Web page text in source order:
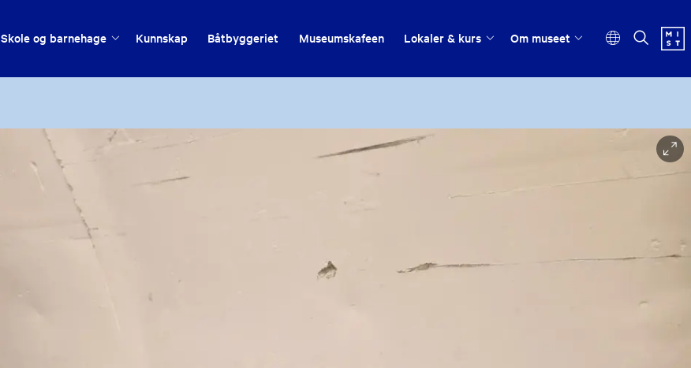
Skole og barnehage Kunnskap Båtbyggeriet Museumskafeen Lokaler & kurs Om museet